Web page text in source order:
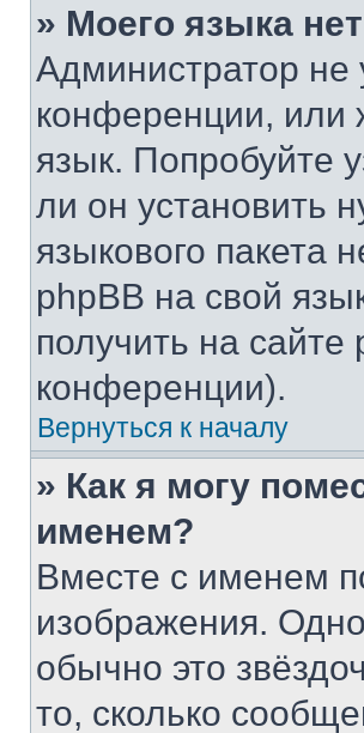
» Моего языка
Администратор не
конференции, или
язык. Попробуйте
ли он установить
языкового пакета
phpBB на свой
получить на сайте
конференции).
Вернуться к началу
» Как я могу
именем?
Вместе с именем
изображения.
обычно это
то, сколько